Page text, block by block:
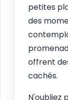
petites
des
offrent
cachés.
N'oubliez